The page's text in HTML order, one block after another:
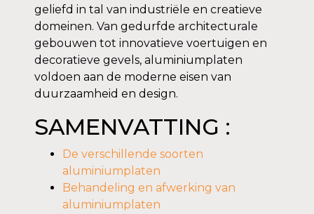
geliefd in tal van industriële en creatieve
domeinen. Van gedurfde architecturale
gebouwen tot innovatieve voertuigen en
decoratieve gevels, aluminiumplaten
voldoen aan de moderne eisen van
duurzaamheid en design.
SAMENVATTING :
De verschillende soorten
aluminiumplaten
Behandeling en afwerking van
aluminiumplaten